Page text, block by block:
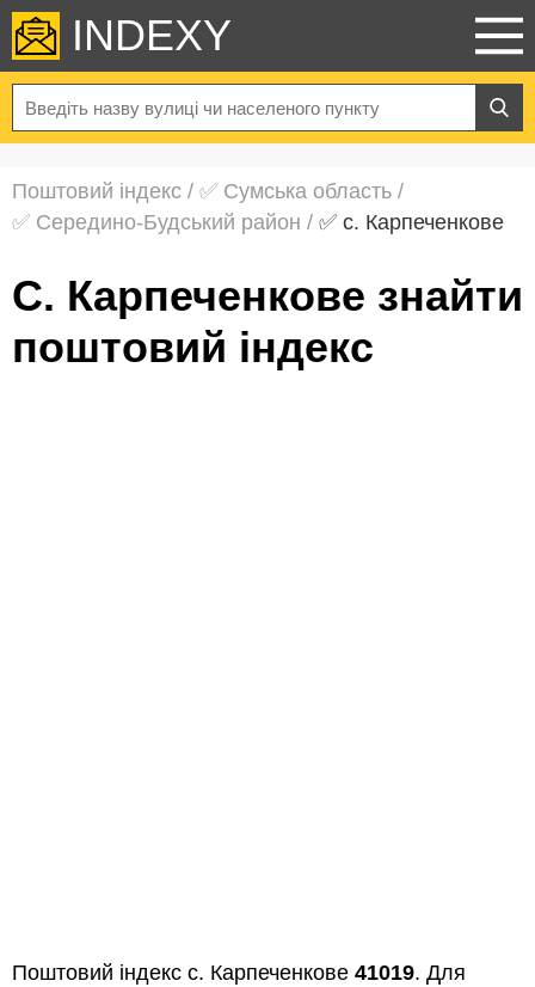
INDEXY
Поштовий індекс / ✅ Сумська область /
✅ Середино-Будський район / ✅ с. Карпеченкове
с. Карпеченкове знайти
поштовий індекс
Поштовий індекс с. Карпеченкове 41019. Для